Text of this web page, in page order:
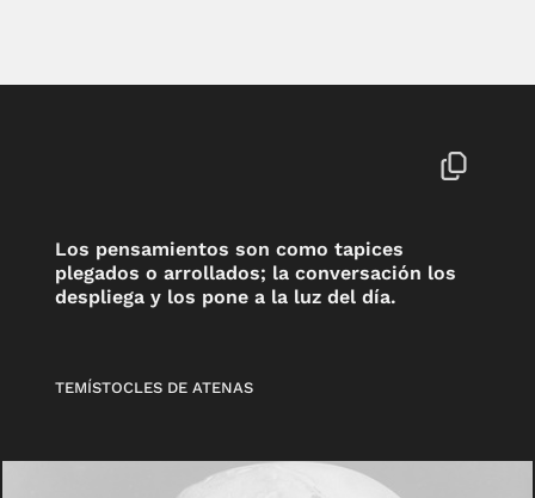
Los pensamientos son como tapices
plegados o arrollados; la conversación los
despliega y los pone a la luz del día.
TEMÍSTOCLES DE ATENAS